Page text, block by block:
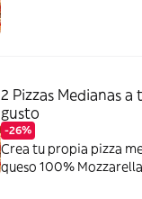
2 Pizzas Medianas a
gusto
-26%
Crea tu propia pizza
queso 100%